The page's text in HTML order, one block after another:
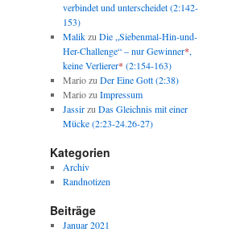
verbindet und unterscheidet (2:142-
153)
Malikzu Die „Siebenmal-Hin-und-
Her-Challenge“ – nur Gewinner*,
keine Verlierer* (2:154-163)
Mariozu Der Eine Gott (2:38)
Mariozu Impressum
Jassirzu Das Gleichnis mit einer
Mücke (2:23-24.26-27)
Kategorien
Archiv
Randnotizen
Beiträge
Januar 2021